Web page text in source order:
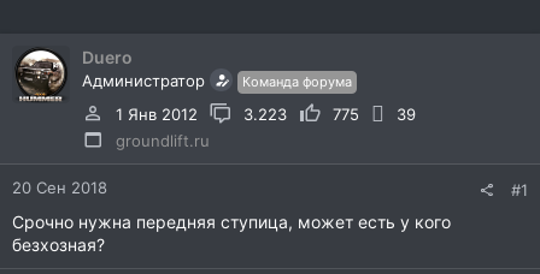
Duero
Администратор Команда форума
1 Янв 2012 3.223 775
39
groundlift.ru
20 Сен 2018 #1
Срочно нужна передняя ступица, может есть у кого
безхозная?